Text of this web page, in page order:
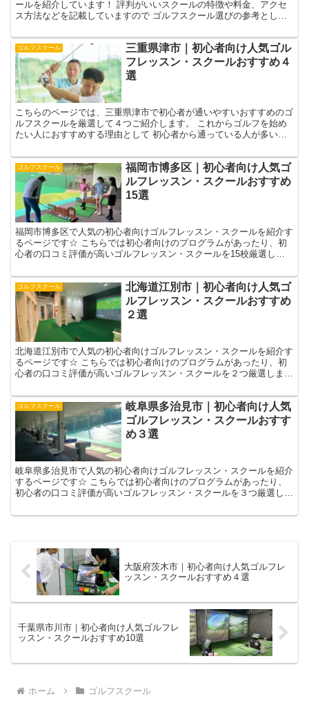
ールを紹介しています！ 評判がいいスクールの特徴や料金、アクセ
ス方法などを記載していますので ゴルフスクール選びの参考として
ゴルフスクール
三重県津市｜初心者向け人気ゴル
フレッスン・スクールおすすめ４
選
こちらのページでは、三重県津市で初心者が通いやすいおすすめのゴ
ルフスクールを厳選して４つご紹介します。 これからゴルフを始め
たい人におすすめする理由として 初心者から通っている人が多いか
ゴルフスクール
福岡市博多区｜初心者向け人気ゴ
ルフレッスン・スクールおすすめ
15選
福岡市博多区で人気の初心者向けゴルフレッスン・スクールを紹介す
るページです☆ こちらでは初心者向けのプログラムがあったり、初
心者の口コミ評価が高いゴルフレッスン・スクールを15校厳選しま
ゴルフスクール
北海道江別市｜初心者向け人気ゴ
ルフレッスン・スクールおすすめ
２選
北海道江別市で人気の初心者向けゴルフレッスン・スクールを紹介す
るページです☆ こちらでは初心者向けのプログラムがあったり、初
心者の口コミ評価が高いゴルフレッスン・スクールを２つ厳選しまし
ゴルフスクール
岐阜県多治見市｜初心者向け人気
ゴルフレッスン・スクールおすす
め３選
岐阜県多治見市で人気の初心者向けゴルフレッスン・スクールを紹介
するページです☆ こちらでは初心者向けのプログラムがあったり、
初心者の口コミ評価が高いゴルフレッスン・スクールを３つ厳選しま
大阪府茨木市｜初心者向け人気ゴルフレ
ッスン・スクールおすすめ４選
千葉県市川市｜初心者向け人気ゴルフレ
ッスン・スクールおすすめ10選
ホーム ゴルフスクール